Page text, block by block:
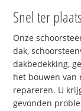
Snel ter
Onze
dak,
dakbedekking,
het bouwen van
repareren. U
gevonden